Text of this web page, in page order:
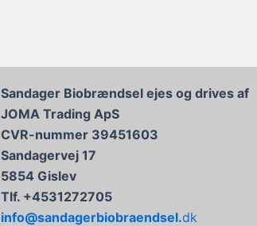
Sandager Biobrændsel ejes og drives af
JOMA Trading ApS
CVR-nummer 39451603
Sandagervej 17
5854 Gislev
Tlf. +4531272705
info@sandagerbiobraendsel.dk